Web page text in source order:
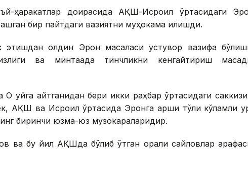
ҳаракатлар доирасида АҚШ-Исроил ўртасидаги
бир пайтдаги вазиятни муҳокама қилишди.
этишдан олдин Эрон масаласи устувор вазифа
ва минтақада тинчликни кенгайтириш
уйга қайтганидан бери икки раҳбар ўртасидаги
АҚШ ва Исроил ўртасида Эронга қарши тўлиқ кўламли
биринчи юзма-юз музокараларидир.
ва бу йил АҚШда бўлиб ўтган оралиқ сайловлар